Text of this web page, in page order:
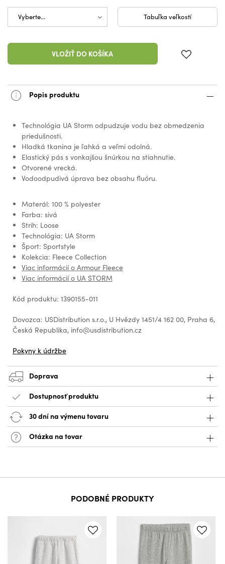
Tabuľka veľkostí
VLOŽIŤ DO KOŠÍKA
Popis produktu
Technológia UA Storm odpudzuje vodu bez obmedzenia
priedušnosti.
Hladká tkanina je ľahká a veľmi odolná.
Elastický pás s vonkajšou šnúrkou na stiahnutie.
Otvorené vrecká.
Vodoodpudivá úprava bez obsahu fluóru.
Materál: 100 % polyester
Farba: sivá
Strih: Loose
Technológia: UA Storm
Šport: Sportstyle
Kolekcia: Fleece Collection
Viac informácií o Armour Fleece
Viac informácií o UA STORM
Kód produktu: 1390155-011
Dovozca: USDistribution s.r.o., U Hvězdy 1451/4 162 00, Praha 6,
Česká Republika, info@usdistribution.cz
Pokyny k údržbe
Doprava
Dostupnosť produktu
30 dní na výmenu tovaru
Otázka na tovar
PODOBNÉ PRODUKTY